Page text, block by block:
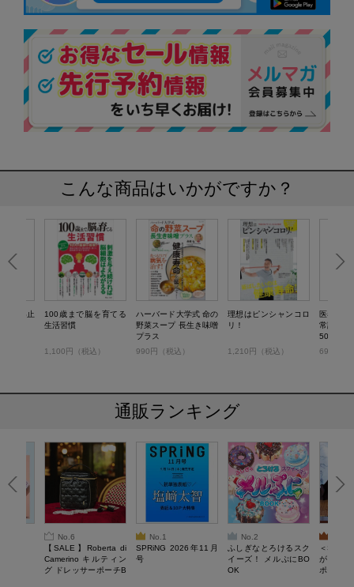
こんな商品はいかがですか？
を食い止
100歳まで脳を育てる
生活習慣
1,100円（税込）
ハーバード大学式 命の
野菜スープ 長生き味噌
プラス
990円（税込）
理想はピンシャンコロ
リ！
1,210円（税込）
医者が
常識 や
50のこと
690円（
通販ランキング
No.6
【SALE】Roberta di
Camerino キルティン
グ ドレッサーポーチB
No.1
SPRiNG 2026年11月
号
No.2
ふしぎなとろけるスク
イーズ！ メルぷにBO
OK
＜SALE
がある
ポーチ